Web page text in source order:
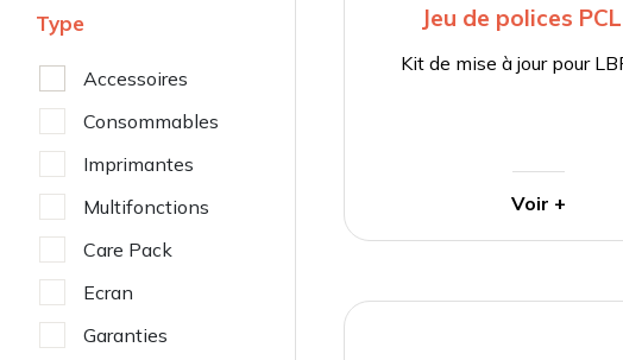
Type
Accessoires
Consommables
Imprimantes
Multifonctions
Care Pack
Ecran
Garanties
Jeu de polices
Kit de mise à jour pour
Voir +